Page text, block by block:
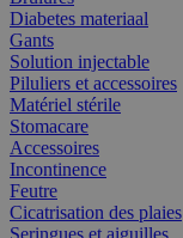
Diabetes materiaal
Gants
Solution injectable
Piluliers et accessoires
Matériel stérile
Stomacare
Accessoires
Incontinence
Feutre
Cicatrisation des plaies